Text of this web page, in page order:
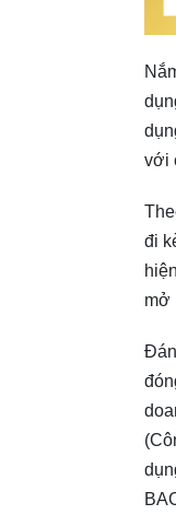
với
đi
mở